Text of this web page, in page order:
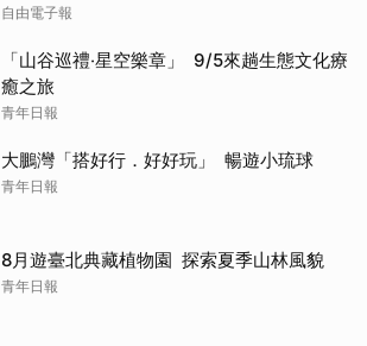
自由電子報
「山谷巡禮‧星空樂章」 9/5來趟生態文化療
癒之旅
青年日報
大鵬灣「搭好行．好好玩」 暢遊小琉球
青年日報
8月遊臺北典藏植物園 探索夏季山林風貌
青年日報